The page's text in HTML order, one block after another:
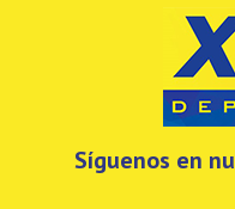
Síguenos en